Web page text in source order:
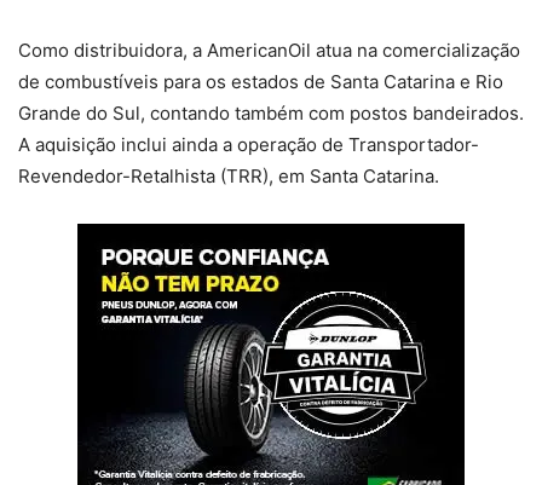
Como distribuidora, a AmericanOil atua na comercialização
de combustíveis para os estados de Santa Catarina e Rio
Grande do Sul, contando também com postos bandeirados.
A aquisição inclui ainda a operação de Transportador-
Revendedor-Retalhista (TRR), em Santa Catarina.